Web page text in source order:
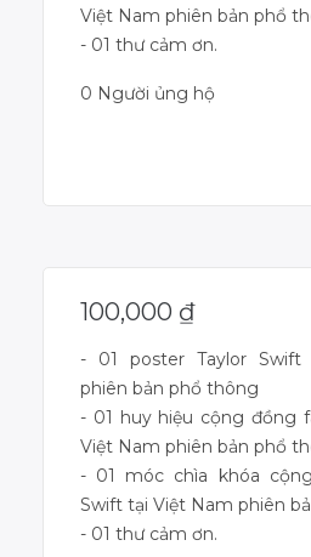
Việt Nam phiên bản phổ
- 01 thư cảm ơn.
0 Người ủng hộ
100,000 ₫
- 01 poster Taylor Swift
phiên bản phổ thông
- 01 huy hiệu cộng đồng
Việt Nam phiên bản phổ
- 01 móc chìa khóa
Swift tại Việt Nam phiên
- 01 thư cảm ơn.